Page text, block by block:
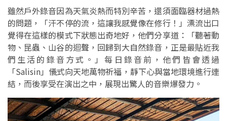
雖然戶外錄音因為天氣炎熱而特別辛苦，還須面臨器材過熱
的問題，「汗不停的流，這讓我感覺像在修行！」漂流出口
覺得在這樣的模式下狀態出奇地好，他們分享道：「聽著動
物、昆蟲、山谷的迴聲，回歸到大自然錄音，正是最貼近我
們生活的錄音方式。」每日錄音前，他們皆會透過
「Salisin」儀式向天地萬物祈福，靜下心與當地環境進行連
結，而後享受在演出之中，展現出驚人的音樂爆發力。